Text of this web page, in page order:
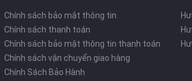
Chính sách bảo mật thông tin
Chính sách thanh toán
Chính sách bảo mật thông tin thanh toán
Chính sách vận chuyển giao hàng
Chính Sách Bảo Hành